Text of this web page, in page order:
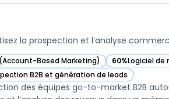
la prospection et l’analyse
Based Marketing)
catégorie 60%Logiciel
— voir Alta
B2B et génération de leads
catégorie
des équipes go-to-market B2B